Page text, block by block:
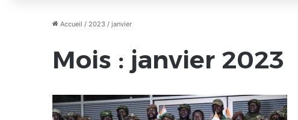
Accueil / 2023 / janvier
Mois : janvier 2023